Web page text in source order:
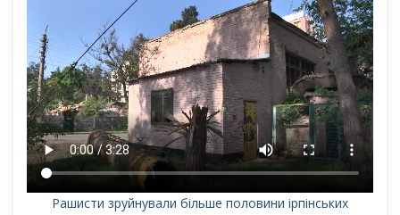
Рашисти зруйнували більше половини ірпінських